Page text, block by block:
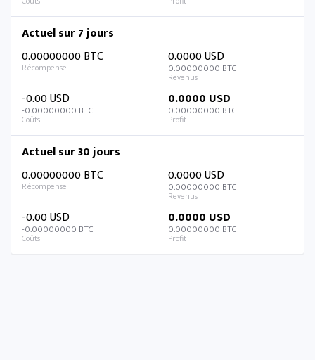
Actuel sur 7 jours
0.00000000 BTC
0.0000 USD
0.00000000 BTC
-0.00 USD
-0.00000000 BTC
0.0000 USD
0.00000000 BTC
Actuel sur 30 jours
0.00000000 BTC
0.0000 USD
0.00000000 BTC
-0.00 USD
-0.00000000 BTC
0.0000 USD
0.00000000 BTC